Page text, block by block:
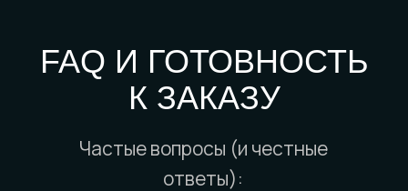
Есть ли гарантия?
Можно ли обменять